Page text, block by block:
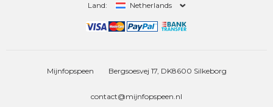
Land: Netherlands
Mijnfopspeen Bergsoesvej 17, DK8600 Silkeborg
contact@mijnfopspeen.nl